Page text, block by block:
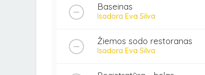
Baseinas
Isadora Eva Silva
Žiemos sodo restoranas
Isadora Eva Silva